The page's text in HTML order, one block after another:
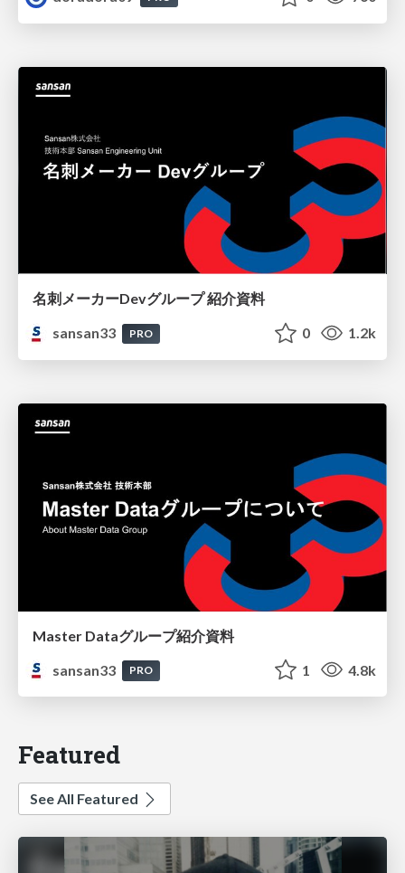
名刺メーカーDevグループ 紹介資料
sansan33
PRO 0 1.2k
Master Dataグループ紹介資料
sansan33
PRO 1 4.8k
Featured
See All Featured